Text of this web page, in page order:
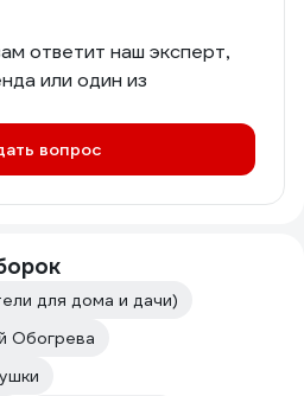
ответит наш эксперт,
или один из
вопрос
для дома и дачи)
Обогрева